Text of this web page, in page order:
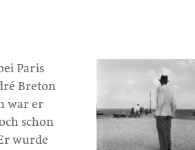
Paris
Breton
war er
schon
wurde